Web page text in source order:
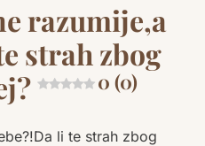
razumije,a
strah zbog
0 (0)
li te strah zbog